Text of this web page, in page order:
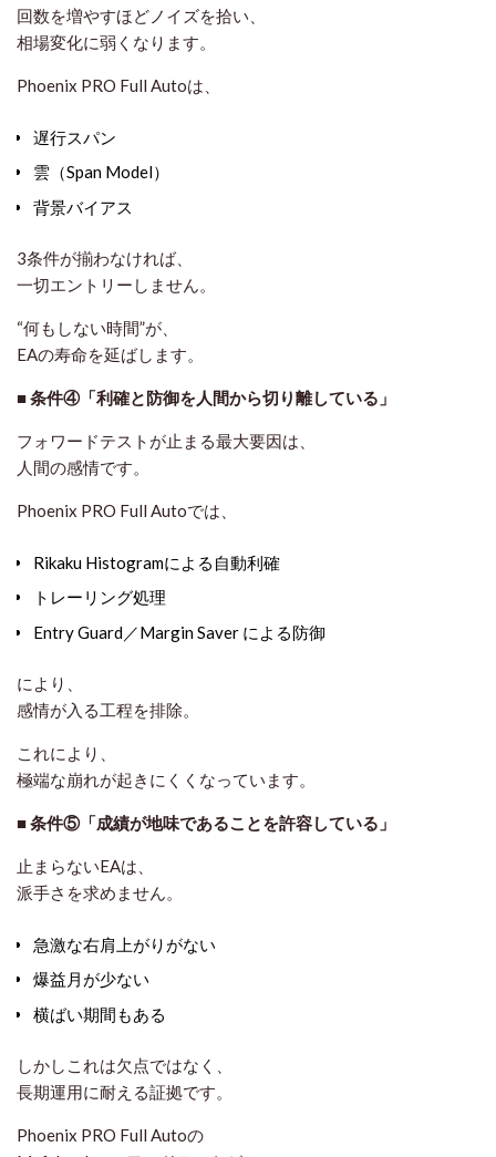
回数を増やすほどノイズを拾い、
相場変化に弱くなります。
Phoenix PRO Full Autoは、
遅行スパン
雲（Span Model）
背景バイアス
3条件が揃わなければ、
一切エントリーしません。
“何もしない時間”が、
EAの寿命を延ばします。
■ 条件④「利確と防御を人間から切り離している」
フォワードテストが止まる最大要因は、
人間の感情です。
Phoenix PRO Full Autoでは、
Rikaku Histogramによる自動利確
トレーリング処理
Entry Guard／Margin Saver による防御
により、
感情が入る工程を排除。
これにより、
極端な崩れが起きにくくなっています。
■ 条件⑤「成績が地味であることを許容している」
止まらないEAは、
派手さを求めません。
急激な右肩上がりがない
爆益月が少ない
横ばい期間もある
しかしこれは欠点ではなく、
長期運用に耐える証拠です。
Phoenix PRO Full Autoの